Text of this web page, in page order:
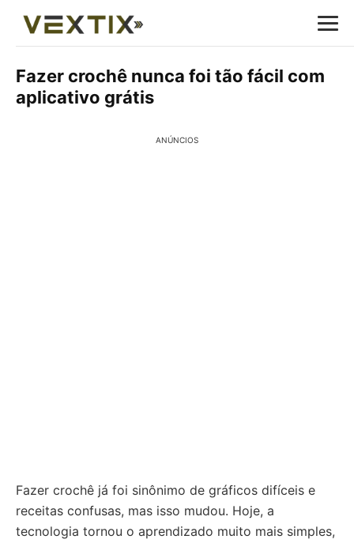
Fazer crochê nunca foi tão fácil com
aplicativo grátis
ANÚNCIOS
Fazer crochê já foi sinônimo de gráficos difíceis e
receitas confusas, mas isso mudou. Hoje, a
tecnologia tornou o aprendizado muito mais simples,